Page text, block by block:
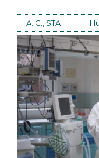
A. G., STA